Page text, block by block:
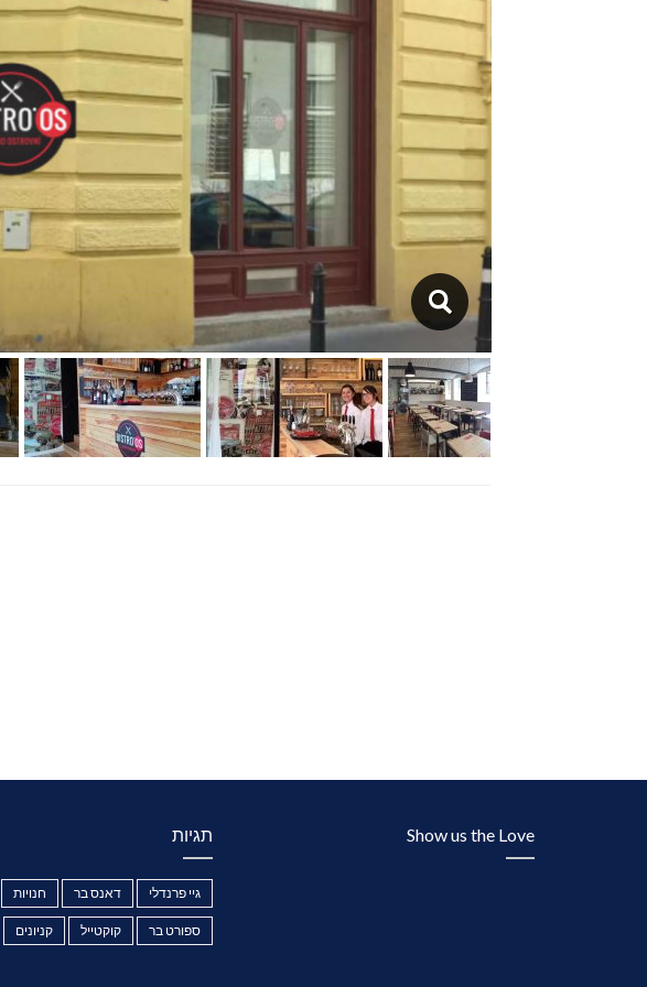
Show us the Love תגיות
גיי פרנדלי דאנס בר חנויות
ספורט בר קוקטייל קניונים